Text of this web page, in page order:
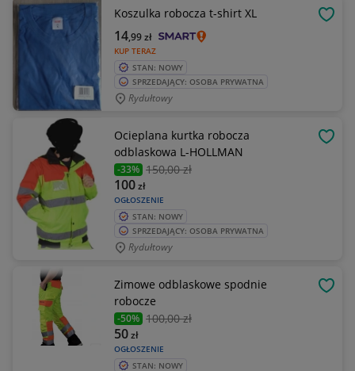
Koszulka robocza t-shirt XL
KUP TERAZ
14,99zł
STAN: NOWY
SPRZEDAJĄCY: OSOBA PRYWATNA
Rydułtowy
Ocieplana kurtka robocza
odblaskowa L-HOLLMAN
-33% 150,00 zł
OGŁOSZENIE
100zł
STAN: NOWY
SPRZEDAJĄCY: OSOBA PRYWATNA
Rydułtowy
Zimowe odblaskowe spodnie
robocze
-50% 100,00 zł
OGŁOSZENIE
50zł
STAN: NOWY